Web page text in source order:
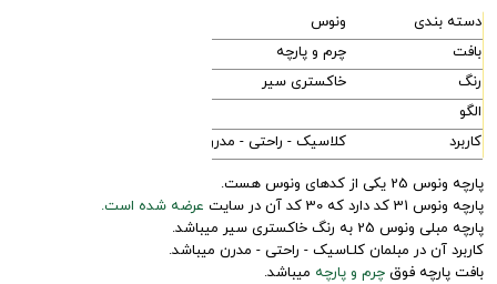
دسته بندی
ونوس
بافت
چرم و پارچه
رنگ
خاکستری سیر
الگو
کاربرد
کلاسیک - راحتی - مدرن
پارچه ونوس 25 یکی از کدهای ونوس هست.
پارچه ونوس 31 کد دارد که 30 کد آن در سایت
عرضه شده است.
پارچه مبلی ونوس 25 به رنگ خاکستری سیر میباشد.
کاربرد آن در مبلمان کلـاسیک - راحتی - مدرن میباشد.
بافت پارچه فوق چرم و پارچه میباشد.